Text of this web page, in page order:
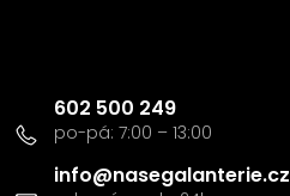
info@nasegalanterie.cz
602 500 249